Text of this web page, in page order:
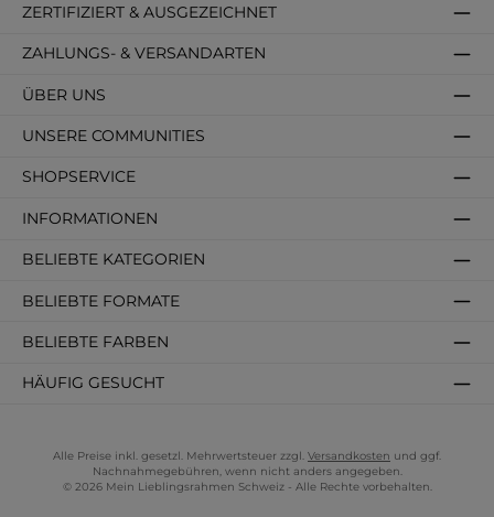
SHOPSERVICE
INFORMATIONEN
BELIEBTE KATEGORIEN
BELIEBTE FORMATE
BELIEBTE FARBEN
HÄUFIG GESUCHT
ZAHLUNGS- & VERSANDARTEN
ÜBER UNS
ZERTIFIZIERT & AUSGEZEICHNET
UNSERE COMMUNITIES
Alle Preise inkl. gesetzl. Mehrwertsteuer zzgl. Versandkosten und ggf.
Nachnahmegebühren, wenn nicht anders angegeben.
© 2026 Mein Lieblingsrahmen Schweiz - Alle Rechte vorbehalten.